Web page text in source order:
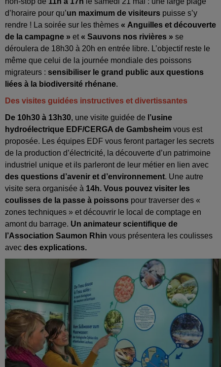
d’horaire pour qu’un maximum de visiteurs puisse s’y
rendre ! La soirée sur les thèmes « Anguilles et découverte
de la campagne » et« Sauvons nos rivières » se
déroulera de 18h30 à 20h en entrée libre. L’objectif reste le
même que celui de la journée mondiale des poissons
migrateurs : sensibiliser le grand public aux questions
liées à la biodiversité rhénane.
Des visites guidées instructives et divertissantes
De 10h30 à 13h30, une visite guidée de l’usine
hydroélectrique EDF/CERGA de Gambsheim vous est
proposée. Les équipes EDF vous feront partager les secrets
de la production d’électricité, la découverte d’un patrimoine
industriel unique et ils parleront de leur métier en lien avec
des questions d’avenir et d’environnement. Une autre
visite sera organisée à 14h. Vous pouvez visiter les
coulisses de la passe à poissons pour traverser des «
zones techniques » et découvrir le local de comptage en
amont du barrage. Un animateur scientifique de
l’Association Saumon Rhin vous présentera les coulisses
avec des explications.